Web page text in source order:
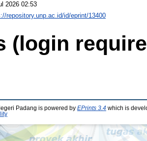
2026 02:53
repository.unp.ac.id/id/eprint/13400
(login
Padang is powered by EPrints 3.4 which is